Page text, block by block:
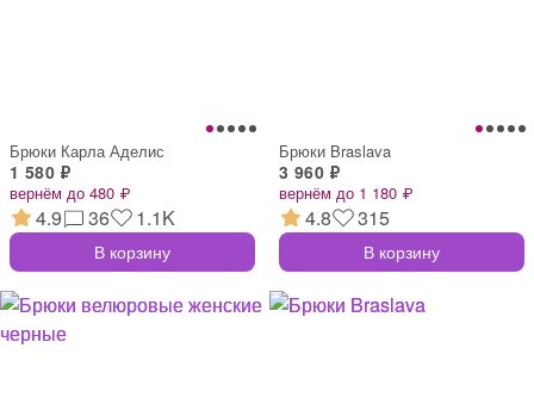
Брюки Карла Аделис
1 580 ₽
вернём до 480 ₽
4.9 36 1.1K
В корзину
Брюки Braslava
3 960 ₽
вернём до 1 180 ₽
4.8 315
В корзину